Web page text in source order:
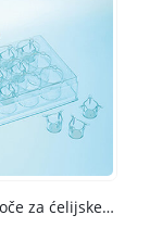
ThinCert ploče za ćelijske kulture